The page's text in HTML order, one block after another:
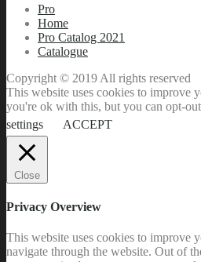
Pro
Home
Pro Catalog 2021
Catalogue
Copyright © 2019 All rights reserved
This website uses cookies to improve
you're ok with this, but you can opt-
settings
ACCEPT
Close
Privacy Overview
This website uses cookies to improve
navigate through the website. Out of